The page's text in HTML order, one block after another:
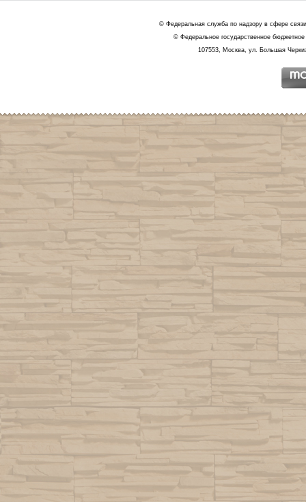
© Федеральная служба по надзору в сфере
© Федеральное государственное
107553, Москва, ул. Большая